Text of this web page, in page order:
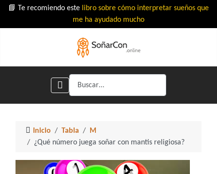
📘 Te recomiendo este libro sobre cómo interpretar sueños que
me ha ayudado mucho
Buscar
Inicio Tabla
M
¿Qué número juega soñar con mantis religiosa?